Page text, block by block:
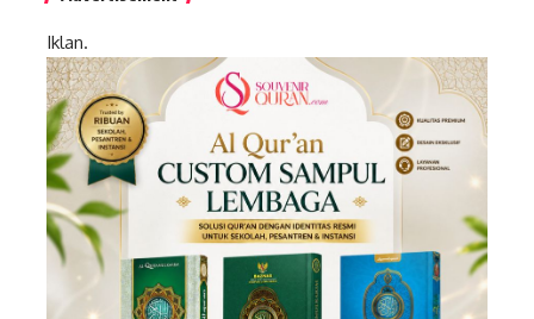
Iklan.